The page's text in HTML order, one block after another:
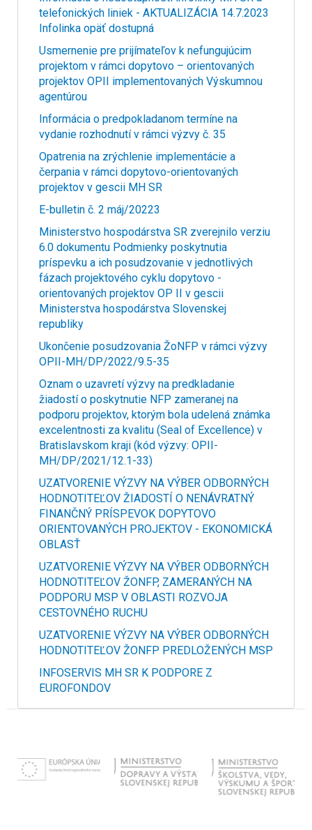
telefonických liniek - AKTUALIZÁCIA 14.7.2023
Infolinka opäť dostupná
Usmernenie pre prijímateľov k nefungujúcim
projektom v rámci dopytovo – orientovaných
projektov OPII implementovaných Výskumnou
agentúrou
Informácia o predpokladanom termíne na
vydanie rozhodnutí v rámci výzvy č. 35
Opatrenia na zrýchlenie implementácie a
čerpania v rámci dopytovo-orientovaných
projektov v gescii MH SR
E-bulletin č. 2 máj/20223
Ministerstvo hospodárstva SR zverejnilo verziu
6.0 dokumentu Podmienky poskytnutia
príspevku a ich posudzovanie v jednotlivých
fázach projektového cyklu dopytovo -
orientovaných projektov OP II v gescii
Ministerstva hospodárstva Slovenskej
republiky
Ukončenie posudzovania ŽoNFP v rámci výzvy
OPII-MH/DP/2022/9.5-35
Oznam o uzavretí výzvy na predkladanie
žiadostí o poskytnutie NFP zameranej na
podporu projektov, ktorým bola udelená známka
excelentnosti za kvalitu (Seal of Excellence) v
Bratislavskom kraji (kód výzvy: OPII-
MH/DP/2021/12.1-33)
UZATVORENIE VÝZVY NA VÝBER ODBORNÝCH
HODNOTITEĽOV ŽIADOSTÍ O NENÁVRATNÝ
FINANČNÝ PRÍSPEVOK DOPYTOVO
ORIENTOVANÝCH PROJEKTOV - EKONOMICKÁ
OBLASŤ
UZATVORENIE VÝZVY NA VÝBER ODBORNÝCH
HODNOTITEĽOV ŽONFP, ZAMERANÝCH NA
PODPORU MSP V OBLASTI ROZVOJA
CESTOVNÉHO RUCHU
UZATVORENIE VÝZVY NA VÝBER ODBORNÝCH
HODNOTITEĽOV ŽONFP PREDLOŽENÝCH MSP
INFOSERVIS MH SR K PODPORE Z
EUROFONDOV